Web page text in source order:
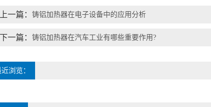
上一篇： 铸铝加热器在电子设备中的应用分析
下一篇： 铸铝加热器在汽车工业有哪些重要作用?
浏览：